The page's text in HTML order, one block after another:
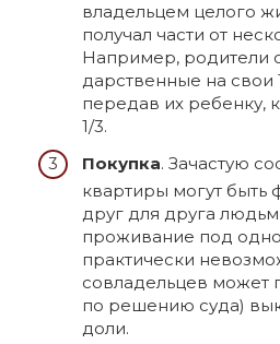
владельцем целого
получал части от
Например, родители
дарственные на свои
передав их ребенку,
1/3.
Покупка. Зачастую
квартиры могут быть
друг для друга
проживание под
практически
совладельцев может
по решению суда)
доли.